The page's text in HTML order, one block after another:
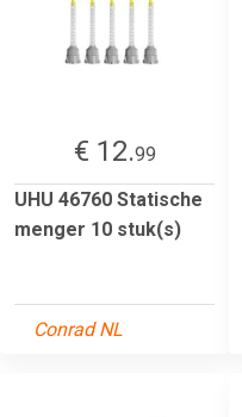
€ 12.99
UHU 46760 Statische
menger 10 stuk(s)
Conrad NL